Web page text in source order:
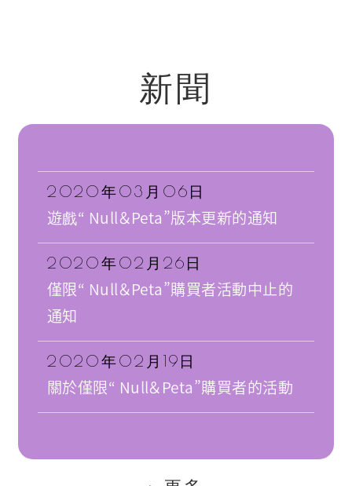
新聞
2020年03月06日
遊戲“ Null＆Peta”版本更新的通知
2020年02月26日
僅限“ Null＆Peta”購買者活動中止的
通知
2020年02月19日
關於僅限“ Null＆Peta”購買者的活動